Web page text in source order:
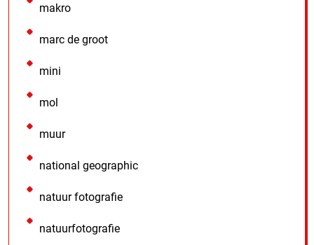
makro
marc de groot
mini
mol
muur
national geographic
natuur fotografie
natuurfotografie